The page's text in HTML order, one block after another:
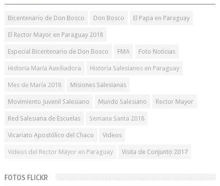
Bicentenario de Don Bosco Don Bosco El Papa en Paraguay
El Rector Mayor en Paraguay 2018
Especial Bicentenario de Don Bosco FMA Foto Noticias
Historia María Auxiliadora Historia Salesianos en Paraguay
Mes de María 2018 Misiones Salesianas
Movimiento Juvenil Salesiano Mundo Salesiano Rector Mayor
Red Salesiana de Escuelas Semana Santa 2018
Vicariato Apostólico del Chaco Videos
Videos del Rector Mayor en Paraguay Visita de Conjunto 2017
FOTOS FLICKR